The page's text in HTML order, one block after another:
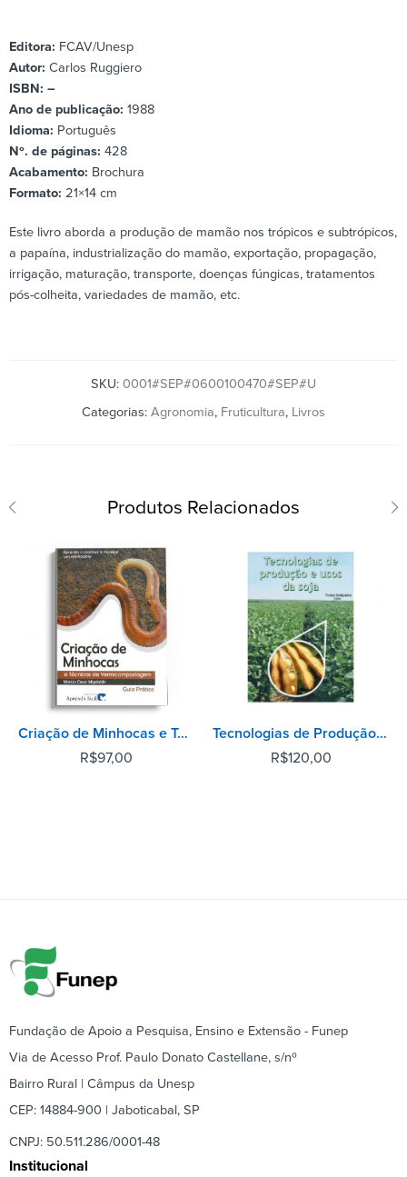
Editora: FCAV/Unesp
Autor: Carlos Ruggiero
ISBN: –
Ano de publicação: 1988
Idioma: Português
Nº. de páginas: 428
Acabamento: Brochura
Formato: 21×14 cm
Este livro aborda a produção de mamão nos trópicos e subtrópicos,
a papaína, industrialização do mamão, exportação, propagação,
irrigação, maturação, transporte, doenças fúngicas, tratamentos
pós-colheita, variedades de mamão, etc.
SKU: 0001#SEP#0600100470#SEP#U
Categorias: Agronomia, Fruticultura, Livros
Produtos Relacionados
Criação de Minhocas e Técnicas de Vermicompostagem - 2° Edição
R$97,00
Tecnologias de Produção e Usos da Soja
R$120,00
Fundação de Apoio a Pesquisa, Ensino e Extensão - Funep
Via de Acesso Prof. Paulo Donato Castellane, s/nº
Bairro Rural | Câmpus da Unesp
CEP: 14884-900 | Jaboticabal, SP
CNPJ: 50.511.286/0001-48
Institucional